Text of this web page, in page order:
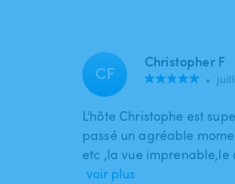
CF Christopher F
•
L'hôte Christophe est
passé un agréable
etc ,la vue imprenable,le
voir plus